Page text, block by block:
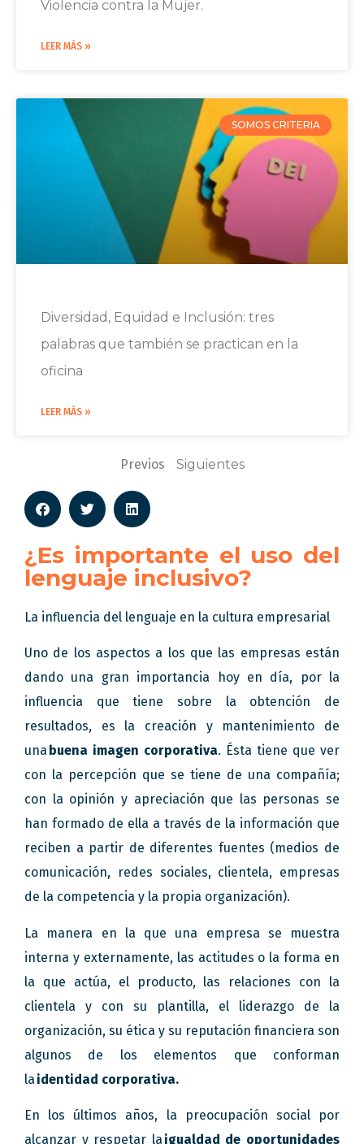
Violencia contra la Mujer.
LEER MÁS »
SOMOS CRITERIA
Diversidad, Equidad e Inclusión: tres
palabras que también se practican en la
oficina
LEER MÁS »
Previos Siguientes
¿Es importante el uso del
lenguaje inclusivo?
La influencia del lenguaje en la cultura empresarial
Uno de los aspectos a los que las empresas están
dando una gran importancia hoy en día, por la
influencia que tiene sobre la obtención de
resultados, es la creación y mantenimiento de
una buena imagen corporativa. Ésta tiene que ver
con la percepción que se tiene de una compañía;
con la opinión y apreciación que las personas se
han formado de ella a través de la información que
reciben a partir de diferentes fuentes (medios de
comunicación, redes sociales, clientela, empresas
de la competencia y la propia organización).
La manera en la que una empresa se muestra
interna y externamente, las actitudes o la forma en
la que actúa, el producto, las relaciones con la
clientela y con su plantilla, el liderazgo de la
organización, su ética y su reputación financiera son
algunos de los elementos que conforman
la identidad corporativa.
En los últimos años, la preocupación social por
alcanzar y respetar laigualdad de oportunidades